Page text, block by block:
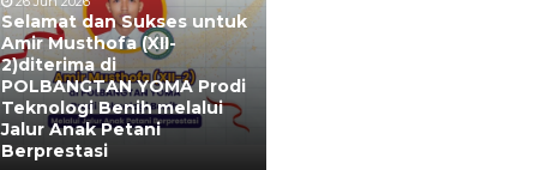
Selamat dan Sukses untuk
Amir Musthofa (XII-
2)diterima di
POLBANGTAN YOMA Prodi
Teknologi Benih melalui
Jalur Anak Petani
Berprestasi